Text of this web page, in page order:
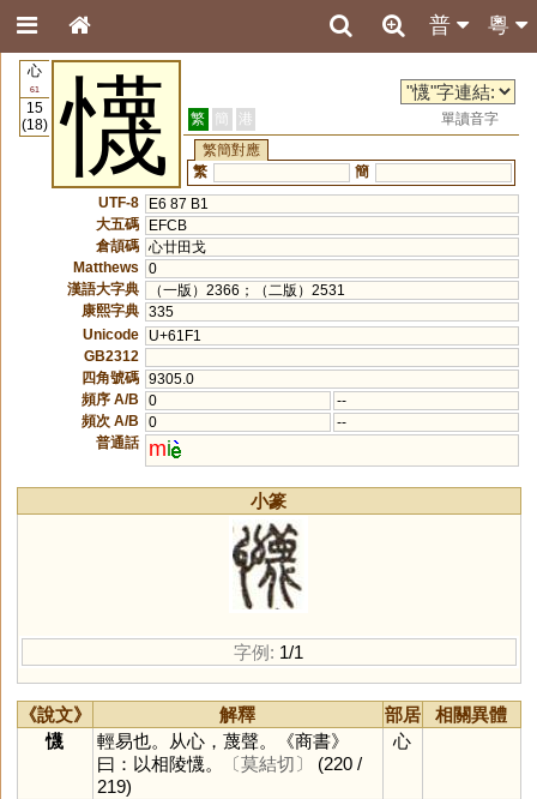
粵
普
心
61
15
(18)
懱 繁 簡 港
單讀音字
繁簡對應
繁
簡
UTF-8
E6 87 B1
大五碼
EFCB
倉頡碼 心廿田戈
Matthews
0
漢語大字典
（一版）2366；（二版）2531
康熙字典 335
Unicode
U+61F1
GB2312
四角號碼 9305.0
頻序 A/B
0
--
頻次 A/B
0
--
普通話
mi
小篆
字例: 1/1
《說文》 解釋 部居
相關異體
懱
輕易也。从心，蔑聲。《商書》
曰：以相陵懱。
〔莫結切〕
(220 /
219)
心